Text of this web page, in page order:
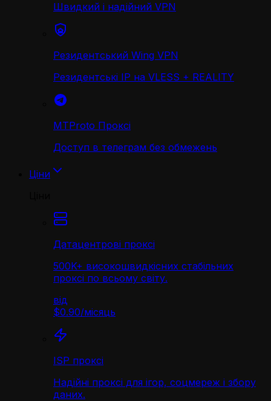
Швидкий і надійний VPN
Резидентський Wing VPN
Резидентські IP на VLESS + REALITY
MTProto Проксі
Доступ в телеграм без обмежень
Ціни
Датацентрові проксі
500K+ високошвидкісних стабільних
проксі по всьому світу.
від
$0.90/місяць
ISP проксі
Надійні проксі для ігор, соцмереж і збору
даних.